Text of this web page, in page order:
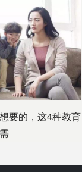
要的，这4种教育